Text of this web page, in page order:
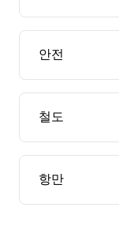
안전
철도
항만